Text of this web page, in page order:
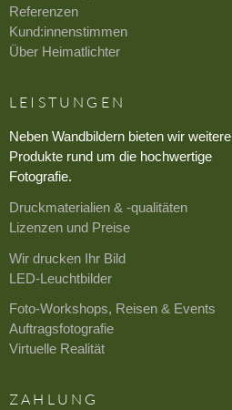
Referenzen
Kund:innenstimmen
Über Heimatlichter
LEISTUNGEN
Neben Wandbildern bieten wir weitere
Produkte rund um die hochwertige
Fotografie.
Druckmaterialien & -qualitäten
Lizenzen und Preise
Wir drucken Ihr Bild
LED-Leuchtbilder
Foto-Workshops, Reisen & Events
Auftragsfotografie
Virtuelle Realität
ZAHLUNG